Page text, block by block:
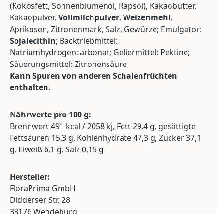
(Kokosfett, Sonnenblumenöl, Rapsöl), Kakaobutter,
Kakaopulver, Vollmilchpulver, Weizenmehl,
Aprikosen, Zitronenmark, Salz, Gewürze; Emulgator:
Sojalecithin; Backtriebmittel:
Natriumhydrogencarbonat; Geliermittel: Pektine;
Säuerungsmittel: Zitronensäure
Kann Spuren von anderen Schalenfrüchten
enthalten.
Nährwerte pro 100 g:
Brennwert 491 kcal / 2058 kj, Fett 29,4 g, gesättigte
Fettsäuren 15,3 g, Kohlenhydrate 47,3 g, Zucker 37,1
g, Eiweiß 6,1 g, Salz 0,15 g
Hersteller:
FloraPrima GmbH
Didderser Str. 28
38176 Wendeburg